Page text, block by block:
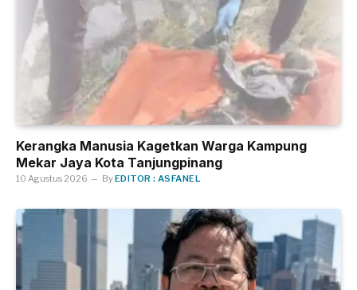
Kerangka Manusia Kagetkan Warga Kampung
Mekar Jaya Kota Tanjungpinang
10 Agustus 2026 ByEDITOR : ASFANEL